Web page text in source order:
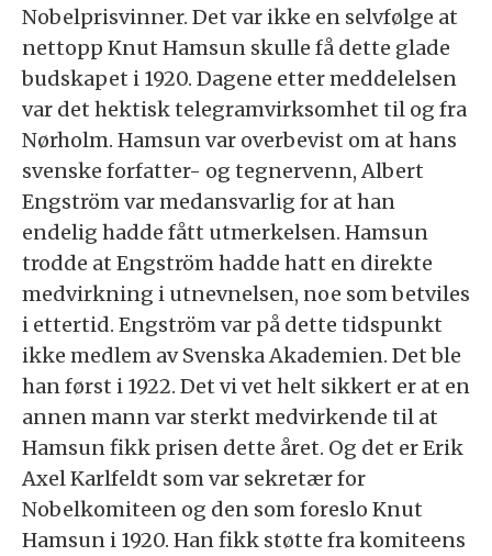
Nobelprisvinner. Det var ikke en selvfølge at
nettopp Knut Hamsun skulle få dette glade
budskapet i 1920. Dagene etter meddelelsen
var det hektisk telegramvirksomhet til og fra
Nørholm. Hamsun var overbevist om at hans
svenske forfatter- og tegnervenn, Albert
Engström var medansvarlig for at han
endelig hadde fått utmerkelsen. Hamsun
trodde at Engström hadde hatt en direkte
medvirkning i utnevnelsen, noe som betviles
i ettertid. Engström var på dette tidspunkt
ikke medlem av Svenska Akademien. Det ble
han først i 1922. Det vi vet helt sikkert er at en
annen mann var sterkt medvirkende til at
Hamsun fikk prisen dette året. Og det er Erik
Axel Karlfeldt som var sekretær for
Nobelkomiteen og den som foreslo Knut
Hamsun i 1920. Han fikk støtte fra komiteens